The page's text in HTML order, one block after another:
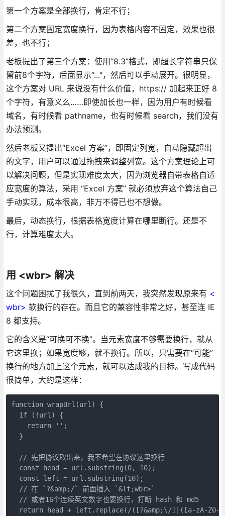
第一个方案是全部换行，肯定不行；
第二个方案固定宽度换行，因为表格内容不固定，效果也很
差，也不行；
老板提出了第三个方案：使用“8.3”格式，即超长字符串只保
留前8个字符，后面显示“..."，然后可以手动展开。很明显，
这个方案对 URL 来说没有什么价值，https:// 加起来正好 8
个字符，有意义么……即使加长也一样，因为用户有时候看
域名，有时候看 pathname，也有时候看 search，我们没有
办法预测。
然后老板又提出“Excel 方案”，即固定列宽，自动隐藏超出
的文字，用户可以通过拖拽来调整列宽。这个方案理论上可
以解决问题，但是实现难度太大，因为浏览器自带表格自适
应宽度的算法，采用 “Excel 方案” 就必须放弃这个算法自己
手动实现，成本很高，非万不得已也不想做。
最后，动态换行，根据表格宽度计算在哪里断行。还是不
行，计算难度太大。
用 <wbr> 解决
这个问题困扰了我很久，直到前两天，我突然发现原来有 <
wbr> 软换行的存在。而且它的兼容性非常之好，甚至连 IE
8 都支持。
它的含义是“可换可不换”。当元素宽度不够需要换行，就从
它这里换；如果宽度够，就不换行。所以，只需要在“可能”
换行的地方加上这个元素，就可以达成我的目标。写成代码
很简单，大约是这样：
function wrapUrl(url) {
  if (!url) {
    return '';
  }
  // 先把协议取出来，我不希望在协议这里换行
  const head = url.substring(0, 10);
  const left = url.substring(10);
  // 在 `?&amp;/` 前面插入 `&lt;wbr>`
  // 或者16个连续英文数字也要换行，打断 hash 和 md5
return head + left.replace(/([?&amp;\/]|([a-zA-Z0-